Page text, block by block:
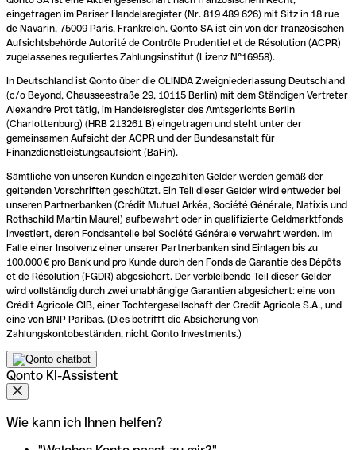
eingetragen im Pariser Handelsregister (Nr. 819 489 626) mit Sitz in 18 rue
de Navarin, 75009 Paris, Frankreich. Qonto SA ist ein von der französischen
Aufsichtsbehörde Autorité de Contrôle Prudentiel et de Résolution (ACPR)
zugelassenes reguliertes Zahlungsinstitut (Lizenz N°16958).
In Deutschland ist Qonto über die OLINDA Zweigniederlassung Deutschland
(c/o Beyond, Chausseestraße 29, 10115 Berlin) mit dem Ständigen Vertreter
Alexandre Prot tätig, im Handelsregister des Amtsgerichts Berlin
(Charlottenburg) (HRB 213261 B) eingetragen und steht unter der
gemeinsamen Aufsicht der ACPR und der Bundesanstalt für
Finanzdienstleistungsaufsicht (BaFin).
Sämtliche von unseren Kunden eingezahlten Gelder werden gemäß der
geltenden Vorschriften geschützt. Ein Teil dieser Gelder wird entweder bei
unseren Partnerbanken (Crédit Mutuel Arkéa, Société Générale, Natixis und
Rothschild Martin Maurel) aufbewahrt oder in qualifizierte Geldmarktfonds
investiert, deren Fondsanteile bei Société Générale verwahrt werden. Im
Falle einer Insolvenz einer unserer Partnerbanken sind Einlagen bis zu
100.000 € pro Bank und pro Kunde durch den Fonds de Garantie des Dépôts
et de Résolution (FGDR) abgesichert. Der verbleibende Teil dieser Gelder
wird vollständig durch zwei unabhängige Garantien abgesichert: eine von
Crédit Agricole CIB, einer Tochtergesellschaft der Crédit Agricole S.A., und
eine von BNP Paribas. (Dies betrifft die Absicherung von
Zahlungskontobeständen, nicht Qonto Investments.)
Qonto KI-Assistent
Wie kann ich Ihnen helfen?